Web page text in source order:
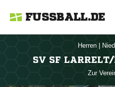
FUSSBALL.DE
Herren
SV SF
Zur